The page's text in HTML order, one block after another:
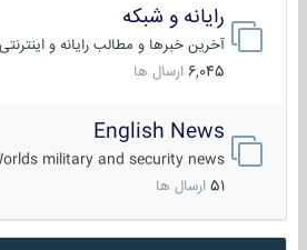
رایانه و شبکه
آخرین خبرها و مطالب رایانه و اینترنتی
6,045 ارسال ها
English News
Worlds military and security news
51 ارسال ها